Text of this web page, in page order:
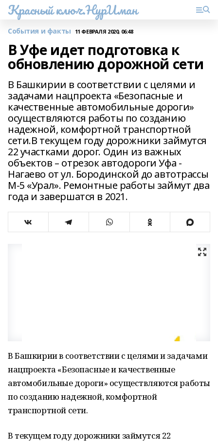
Красный ключ.НурИман
События и факты 11 ФЕВРАЛЯ 2020, 06:48
В Уфе идет подготовка к
обновлению дорожной сети
В Башкирии в соответствии с целями и
задачами нацпроекта «Безопасные и
качественные автомобильные дороги»
осуществляются работы по созданию
надежной, комфортной транспортной
сети.В текущем году дорожники займутся
22 участками дорог. Один из важных
объектов – отрезок автодороги Уфа -
Нагаево от ул. Бородинской до автотрассы
М-5 «Урал». Ремонтные работы займут два
года и завершатся в 2021.
В Башкирии в соответствии с целями и задачами
нацпроекта «Безопасные и качественные
автомобильные дороги» осуществляются работы
по созданию надежной, комфортной
транспортной сети.
В текущем году дорожники займутся 22